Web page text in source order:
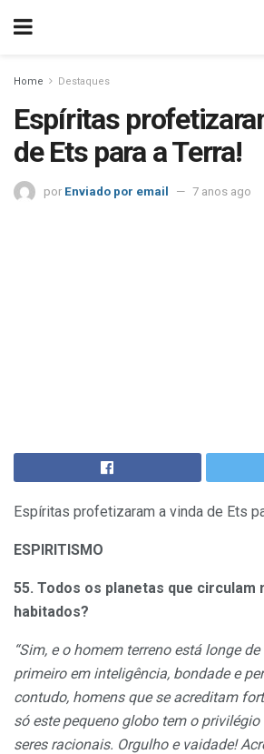
Home Destaques
Espíritas
de Ets para a Terra!
por Enviado por email 7 anos ago
Espíritas profetizaram a vinda de Ets
ESPIRITISMO
55. Todos os planetas que circulam
habitados?
“Sim, e o homem terreno está longe de
primeiro em inteligência, bondade e
contudo, homens que se acreditam
só este pequeno globo tem o
seres racionais. Orgulho e vaidade!